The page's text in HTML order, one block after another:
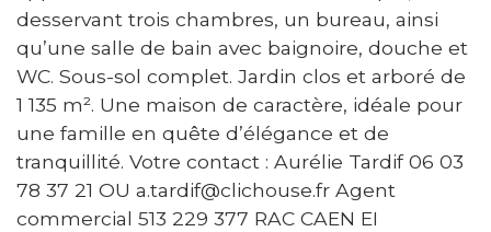
desservant trois chambres, un bureau, ainsi
qu’une salle de bain avec baignoire, douche et
WC. Sous-sol complet. Jardin clos et arboré de
1 135 m². Une maison de caractère, idéale pour
une famille en quête d’élégance et de
tranquillité. Votre contact : Aurélie Tardif 06 03
78 37 21 OU a.tardif@clichouse.fr Agent
commercial 513 229 377 RAC CAEN EI